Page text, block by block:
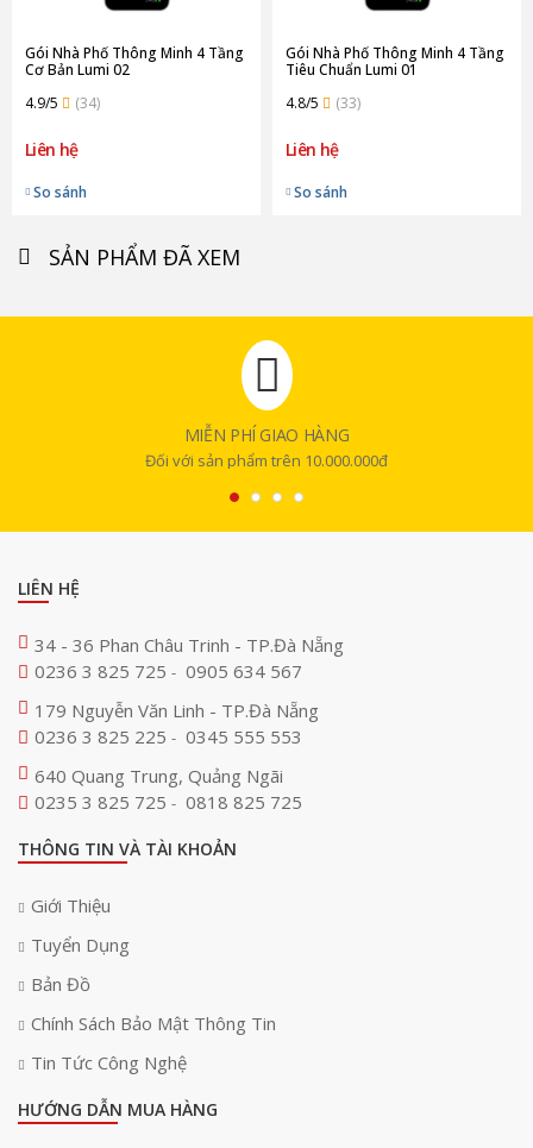
Gói Nhà Phố Thông Minh 4 Tầng
Cơ Bản Lumi 02
4.9/5
(34)
Liên hệ
So sánh
Gói Nhà Phố Thông Minh 4 Tầng
Tiêu Chuẩn Lumi 01
4.8/5
(33)
Liên hệ
So sánh
SẢN PHẨM ĐÃ XEM
MIỄN PHÍ GIAO HÀNG
Đối với sản phẩm trên 10.000.000đ
LIÊN HỆ
34 - 36 Phan Châu Trinh - TP.Đà Nẵng
0236 3 825 725 - 0905 634 567
179 Nguyễn Văn Linh - TP.Đà Nẵng
0236 3 825 225 - 0345 555 553
640 Quang Trung, Quảng Ngãi
0235 3 825 725 - 0818 825 725
THÔNG TIN VÀ TÀI KHOẢN
Giới Thiệu
Tuyển Dụng
Bản Đồ
Chính Sách Bảo Mật Thông Tin
Tin Tức Công Nghệ
HƯỚNG DẪN MUA HÀNG